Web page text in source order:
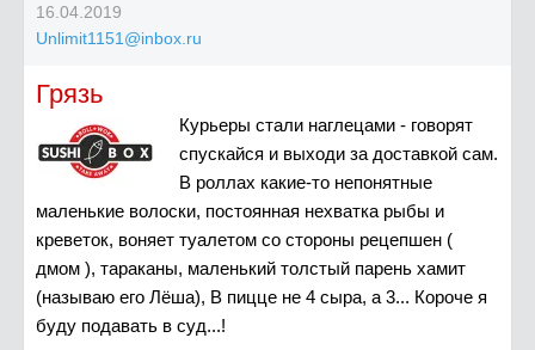
16.04.2019
Unlimit1151@inbox.ru
Грязь
Курьеры стали наглецами - говорят
спускайся и выходи за доставкой сам.
В роллах какие-то непонятные
маленькие волоски, постоянная нехватка рыбы и
креветок, воняет туалетом со стороны рецепшен (
дмом ), тараканы, маленький толстый парень хамит
(называю его Лёша), В пицце не 4 сыра, а 3... Короче я
буду подавать в суд...!